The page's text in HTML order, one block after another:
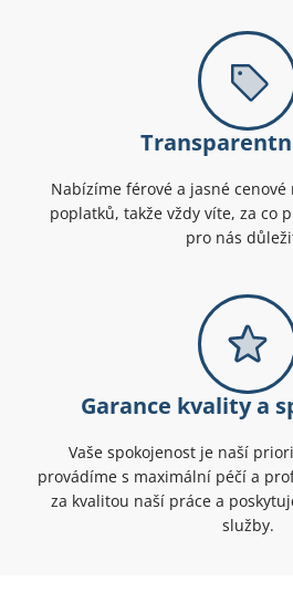
Nabízíme férové a jasné
poplatků, takže vždy víte, za co
pro nás
Garance kvality a
Vaše spokojenost je naší
provádíme s maximální péčí a
za kvalitou naší práce a
služby.